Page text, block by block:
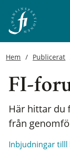
Hem Publicerat
FI-
Här hittar du
från
Inbjudningar tilll